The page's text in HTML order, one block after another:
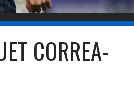
CORREA-